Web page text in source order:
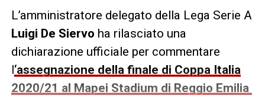
L’amministratore delegato della Lega Serie A
Luigi De Siervo ha rilasciato una
dichiarazione ufficiale per commentare
l‘assegnazione della finale di Coppa Italia
2020/21 al Mapei Stadium di Reggio Emilia